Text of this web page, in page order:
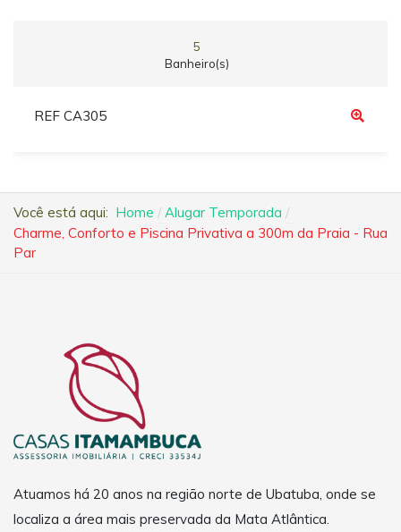
5
Banheiro(s)
REF CA305
Você está aqui: Home
Alugar Temporada
Charme, Conforto e Piscina Privativa a 300m da Praia - Rua
Par
Atuamos há 20 anos na região norte de Ubatuba, onde se
localiza a área mais preservada da Mata Atlântica.